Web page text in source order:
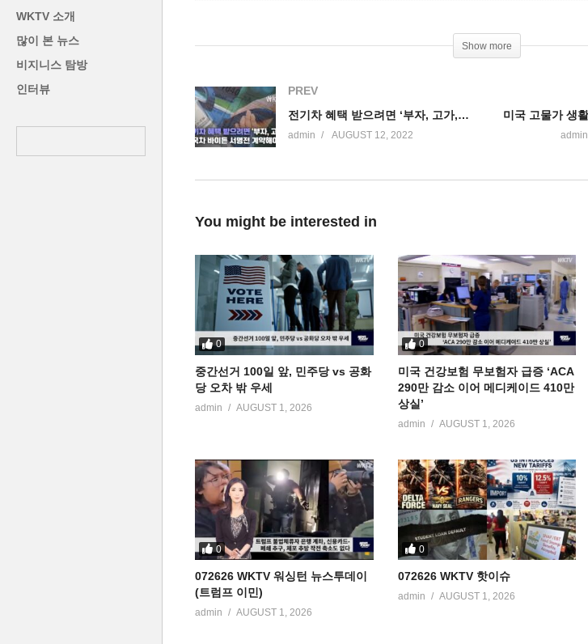
WKTV 소개
많이 본 뉴스
비지니스 탐방
인터뷰
Show more
PREV
전기차 혜택 받으려면 ‘부자, 고가, 한국차 바이든 서명전 계약해야’
admin AUGUST 12, 2022 admin
You might be interested in
0
중간선거 100일 앞, 민주당 vs 공화
당 오차 밖 우세
admin AUGUST 1, 2026
0
미국 건강보험 무보험자 급증 ‘ACA
290만 감소 이어 메디케이드 410만
상실’
admin AUGUST 1, 2026
0
072626 WKTV 워싱턴 뉴스투데이
(트럼프 이민)
admin AUGUST 1, 2026
0
072626 WKTV 핫이슈
admin AUGUST 1, 2026